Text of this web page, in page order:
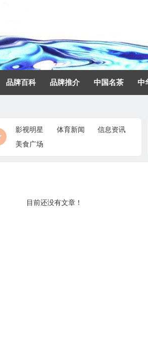
品牌百科 品牌推介 中国名茶 中
影视明星 体育新闻
信息资讯
美食广场
目前还没有文章！